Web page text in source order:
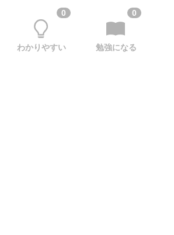
0
わかりやすい
0
勉強になる